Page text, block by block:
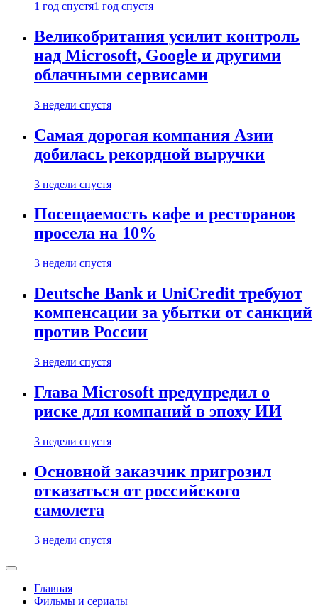
1 год спустя1 год спустя
Великобритания усилит контроль
над Microsoft, Google и другими
облачными сервисами
3 недели спустя
Самая дорогая компания Азии
добилась рекордной выручки
3 недели спустя
Посещаемость кафе и ресторанов
просела на 10%
3 недели спустя
Deutsche Bank и UniCredit требуют
компенсации за убытки от санкций
против России
3 недели спустя
Глава Microsoft предупредил о
риске для компаний в эпоху ИИ
3 недели спустя
Основной заказчик пригрозил
отказаться от российского
самолета
3 недели спустя
Главная
Фильмы и сериалы